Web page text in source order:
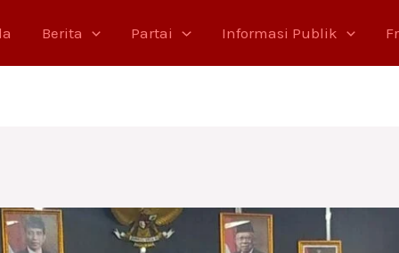
Berita Partai Informasi Publik